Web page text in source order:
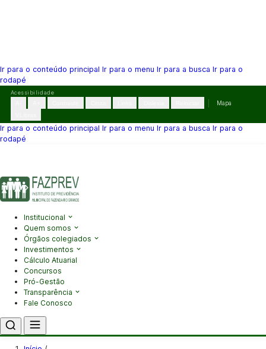
Ir para o conteúdo principal Ir para o menu Ir para a busca Ir para o
rodapé
Pular
conteúdo
Acessibilidade
Mapa
Ir para o conteúdo principal Ir para o menu Ir para a busca Ir para o
rodapé
Institucional
Quem somos
Órgãos colegiados
Investimentos
Cálculo Atuarial
Concursos
Pró-Gestão
Transparência
Fale Conosco